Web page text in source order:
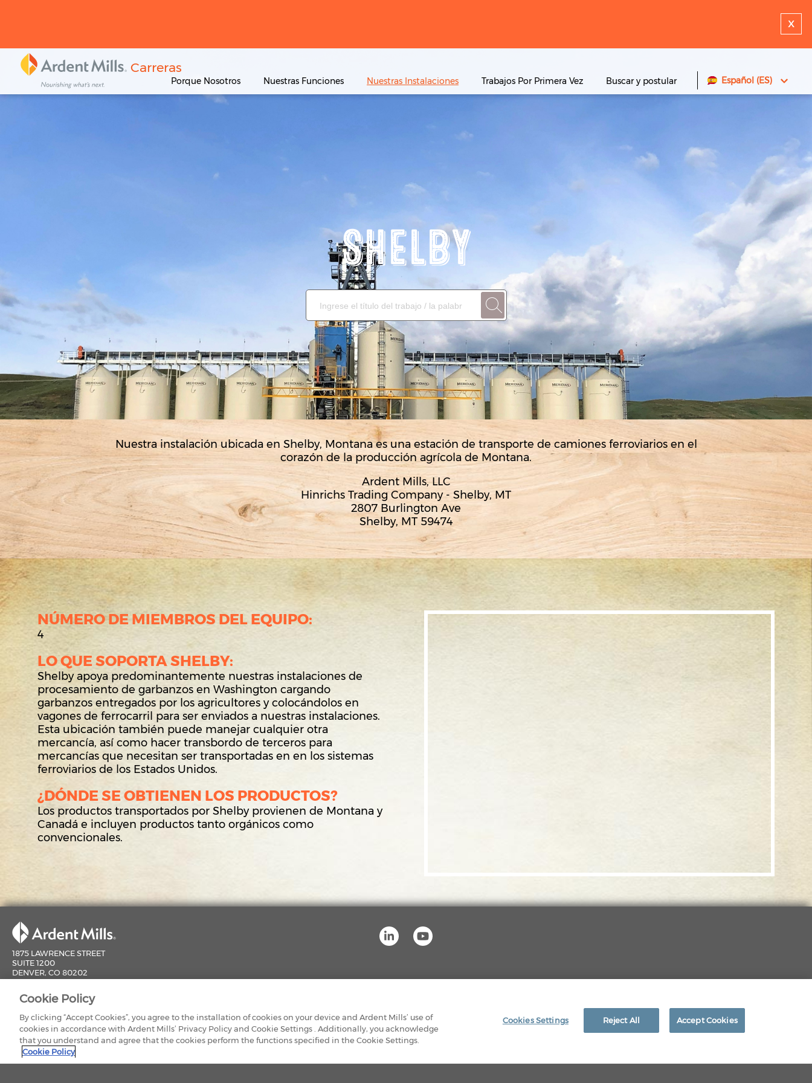
x
Carreras
Español (ES)
Porque Nosotros Nuestras Funciones Nuestras Instalaciones Trabajos Por Primera Vez Buscar y postular
SHELBY
Nuestra instalación ubicada en Shelby, Montana es una estación de transporte de camiones ferroviarios en el
corazón de la producción agrícola de Montana.
Ardent Mills, LLC
Hinrichs Trading Company - Shelby, MT
2807 Burlington Ave
Shelby, MT 59474
NÚMERO DE MIEMBROS DEL EQUIPO:
4
LO QUE SOPORTA SHELBY:
Shelby apoya predominantemente nuestras instalaciones de
procesamiento de garbanzos en Washington cargando
garbanzos entregados por los agricultores y colocándolos en
vagones de ferrocarril para ser enviados a nuestras instalaciones.
Esta ubicación también puede manejar cualquier otra
mercancía, así como hacer transbordo de terceros para
mercancías que necesitan ser transportadas en en los sistemas
ferroviarios de los Estados Unidos.
¿DÓNDE SE OBTIENEN LOS PRODUCTOS?
Los productos transportados por Shelby provienen de Montana y
Canadá e incluyen productos tanto orgánicos como
convencionales.
1875 LAWRENCE STREET
SUITE 1200
DENVER, CO 80202
800-851-9618
EEO RIGHTS
© 2026 ARDENT MILLS. TODOS LOS DERECHOS RESERVADOS.
Cookie Policy
By clicking “Accept Cookies”, you agree to the installation of cookies on your device and Ardent Mills’ use of
cookies in accordance with Ardent Mills’ Privacy Policy and Cookie Settings . Additionally, you acknowledge
that you understand and agree that the cookies perform the functions specified in the Cookie Settings.
Cookie Policy
Cookies Settings Reject All Accept Cookies